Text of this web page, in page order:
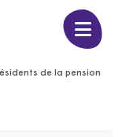
de la pension